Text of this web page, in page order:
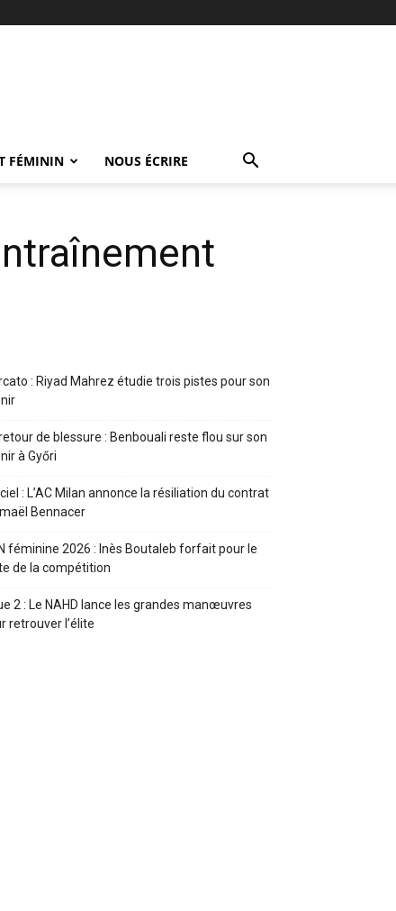
FÉMININ NOUS ÉCRIRE
: Riyad Mahrez étudie trois pistes pour son
de blessure : Benbouali reste flou sur son
à Győri
: L’AC Milan annonce la résiliation du contrat
Bennacer
féminine 2026 : Inès Boutaleb forfait pour le
de la compétition
2 : Le NAHD lance les grandes manœuvres
retrouver l’élite